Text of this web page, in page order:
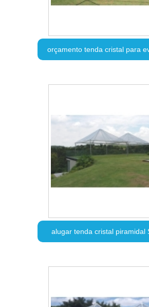
orçamento tenda cristal para
alugar tenda cristal piramidal